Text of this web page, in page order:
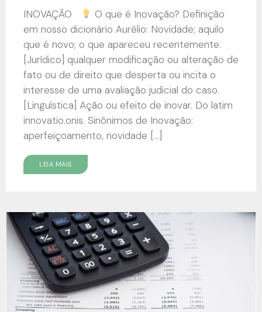
INOVAÇÃO
O que é Inovação? Definição
em nosso dicionário Aurélio: Novidade; aquilo
que é novo; o que apareceu recentemente.
[Jurídico] qualquer modificação ou alteração de
fato ou de direito que desperta ou incita o
interesse de uma avaliação judicial do caso.
[Linguística] Ação ou efeito de inovar. Do latim
innovatio.onis. Sinônimos de Inovação:
aperfeiçoamento, novidade […]
LEIA MAIS